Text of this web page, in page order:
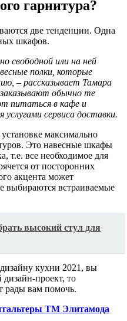
гарнитура?
две тенденции. Одна
шкафов.
свободной или на ней
полки, которые
– рассказывает Тамара
заказывают обычно те
питаться в кафе и
сервиса доставки.
максимально
Это навесные шкафы
т.е. все необходимое для
от посторонних
акцента может
выбираются встраиваемые
высокий стул для
кухни 2021, вы
дизайн-проект, то
рады вам помочь.
ТМ Элитамода